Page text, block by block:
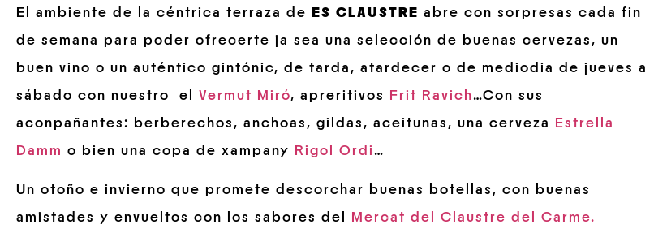
El ambiente de la céntrica terraza de ES CLAUSTRE abre con sorpresas cada fin
de semana para poder ofrecerte ja sea una selección de buenas cervezas, un
buen vino o un auténtico gintónic, de tarda, atardecer o de mediodia de jueves a
sábado con nuestro el Vermut Miró, apreritivos Frit Ravich…Con sus
aconpañantes: berberechos, anchoas, gildas, aceitunas, una cerveza
Estrella
Damm o bien una copa de xampany Rigol Ordi…
Un otoño e invierno que promete descorchar buenas botellas, con buenas
amistades y envueltos con los sabores del
Mercat del Claustre del Carme.